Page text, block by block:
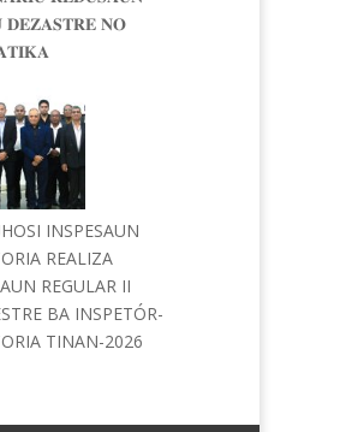
𝐃𝐄𝐙𝐀𝐒𝐓𝐑𝐄 𝐍𝐎
INSPESAUN
REALIZA
REGULAR II
BA INSPETÓR-
TINAN-2026